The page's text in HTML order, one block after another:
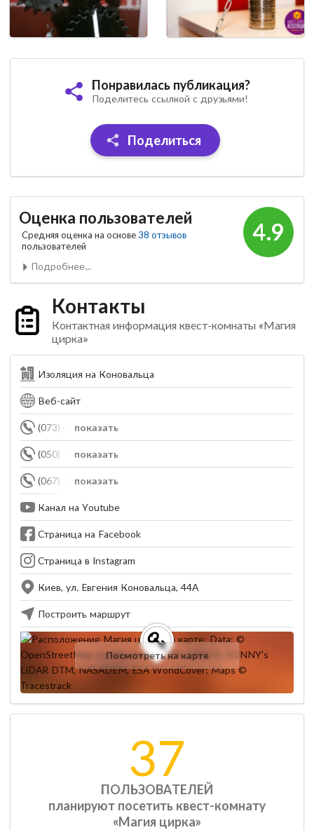
Понравилась публикация?
Поделитесь ссылкой с друзьями!
Поделиться
4.9
Оценка пользователей
Средняя оценка на основе 38 отзывов
пользователей
Подробнее...
Контакты
Контактная информация квест-комнаты «Магия
цирка»
Изоляция на Коновальца
Веб-сайт
показать
(073) 452-61-80
показать
(050) 448-50-78
показать
(067) 329-86-70
Канал на Youtube
Страница на Facebook
Страница в Instagram
Киев, ул. Евгения Коновальца, 44А
Построить маршрут
Посмотреть на карте
37
ПОЛЬЗОВАТЕЛЕЙ
планируют посетить квест-комнату
«Магия цирка»